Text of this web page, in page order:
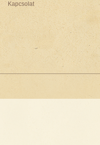
Kapcsolat